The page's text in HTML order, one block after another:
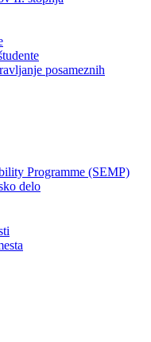
posameznih
Programme (SEMP)
delo